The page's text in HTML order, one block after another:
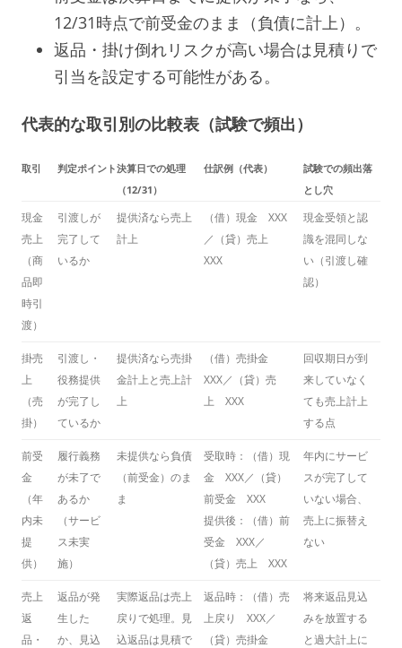
12/31時点で前受金のまま（負債に計上）。
返品・掛け倒れリスクが高い場合は見積りで
引当を設定する可能性がある。
代表的な取引別の比較表（試験で頻出）
取引 判定ポイント決算日での処理
（12/31）
仕訳例（代表）
試験での頻出落
とし穴
現金
売上
（商
品即
時引
渡）
引渡しが
完了して
いるか
提供済なら売上
計上
（借）現金 XXX
／（貸）売上
XXX
現金受領と認
識を混同しな
い（引渡し確
認）
掛売
上
（売
掛）
引渡し・
役務提供
が完了し
ているか
提供済なら売掛
金計上と売上計
上
（借）売掛金
XXX／（貸）売
上 XXX
回収期日が到
来していなく
ても売上計上
する点
前受
金
（年
内未
提
供）
履行義務
が未了で
あるか
（サービ
ス未実
施）
未提供なら負債
（前受金）のま
ま
受取時：（借）現
金 XXX／（貸）
前受金 XXX
提供後：（借）前
受金 XXX／
（貸）売上 XXX
年内にサービ
スが完了して
いない場合、
売上に振替え
ない
売上
返
品・
返品が発
生した
か、見込
実際返品は売上
戻りで処理。見
込返品は見積で
返品時：（借）売
上戻り XXX／
（貸）売掛金
将来返品見込
みを放置する
と過大計上に